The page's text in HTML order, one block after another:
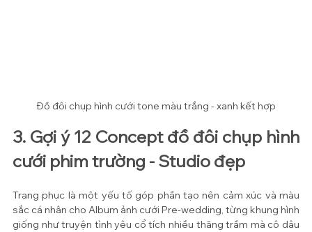
Đồ đôi chụp hình cưới tone màu trắng - xanh kết hợp
3. Gợi ý 12 Concept đồ đôi chụp hình
cưới phim trường - Studio đẹp
Trang phục là một yếu tố góp phần tạo nên cảm xúc và màu
sắc cá nhân cho Album ảnh cưới Pre-wedding, từng khung hình
giống như truyện tình yêu cổ tích nhiều thăng trầm mà cô dâu